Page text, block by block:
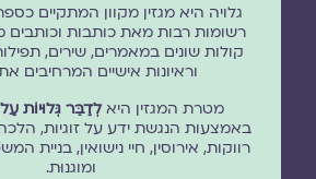
גלויה היא מגזין מקוון המתקיים
רשומות רבות מאת כותבות וכותבים
קולות שונים במאמרים, שירים,
וראיונות אישיים המרחיבים
מטרת המגזין היאלְדַבֵּר גְּלוּיוֹת
באמצעות הנגשת ידע על זוגיות, הלכה
רווקות, אירוסין, חיי נישואין, בניית
ומוגנוּת.